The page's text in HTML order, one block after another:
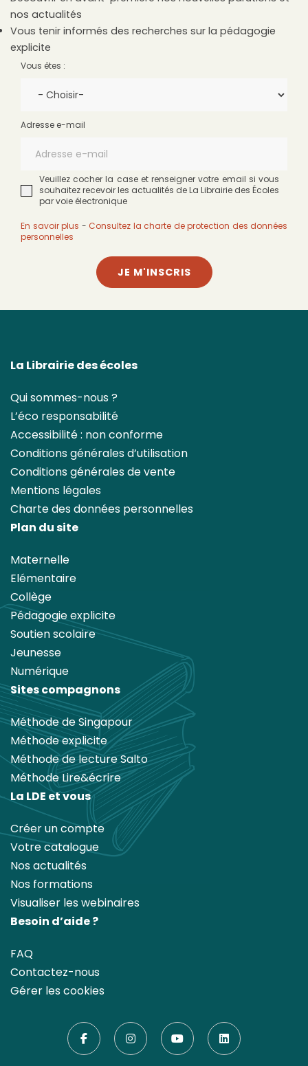
nos actualités
Vous tenir informés des recherches sur la pédagogie
explicite
Vous êtes :
Adresse e-mail
Veuillez cocher la case et renseigner votre email si vous
souhaitez recevoir les actualités de La Librairie des Écoles
par voie électronique
En savoir plus - Consultez la charte de protection des données
personnelles
JE M'INSCRIS
La Librairie des écoles
Qui sommes-nous ?
L’éco responsabilité
Accessibilité : non conforme
Conditions générales d’utilisation
Conditions générales de vente
Mentions légales
Charte des données personnelles
Plan du site
Maternelle
Elémentaire
Collège
Pédagogie explicite
Soutien scolaire
Jeunesse
Numérique
Sites compagnons
Méthode de Singapour
Méthode explicite
Méthode de lecture Salto
Méthode Lire&écrire
La LDE et vous
Créer un compte
Votre catalogue
Nos actualités
Nos formations
Visualiser les webinaires
Besoin d’aide ?
FAQ
Contactez-nous
Gérer les cookies